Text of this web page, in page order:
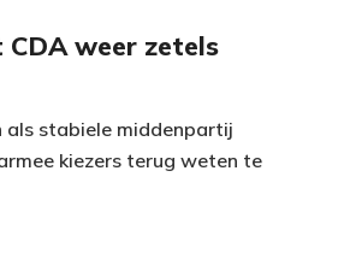
weer zetels
als stabiele middenpartij
kiezers terug weten te